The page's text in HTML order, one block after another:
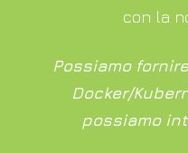
con la
Possiamo
Docker/
possiamo